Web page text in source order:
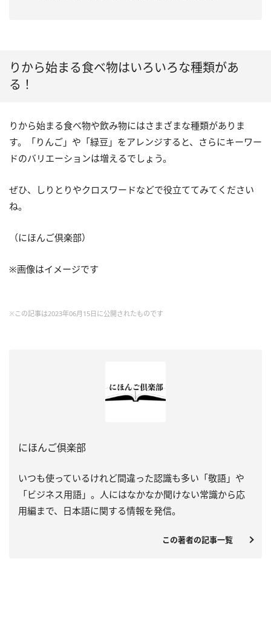
りから始まる食べ物はいろいろな種類があ
る！
りから始まる食べ物や飲み物にはさまざまな種類がありま
す。「りんご」や「緑豆」をアレンジすると、さらにキーワー
ドのバリエーションは増えるでしょう。
ぜひ、しりとりやクロスワードなどで役立ててみてください
ね。
（にほんご倶楽部）
※画像はイメージです
※この記事は2023年06月15日に公開されたものです
にほんご倶楽部
いつも使っているけれど間違った認識も多い「敬語」や
「ビジネス用語」。人にはなかなか聞けない常識から応
用編まで、日本語に関する情報を発信。
この著者の記事一覧